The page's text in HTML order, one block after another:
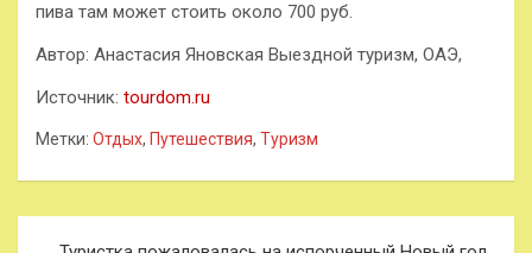
пива там может стоить около 700 руб.
Автор: Анастасия Яновская Выездной туризм, ОАЭ,
Источник: tourdom.ru
Метки: Отдых, Путешествия, Туризм